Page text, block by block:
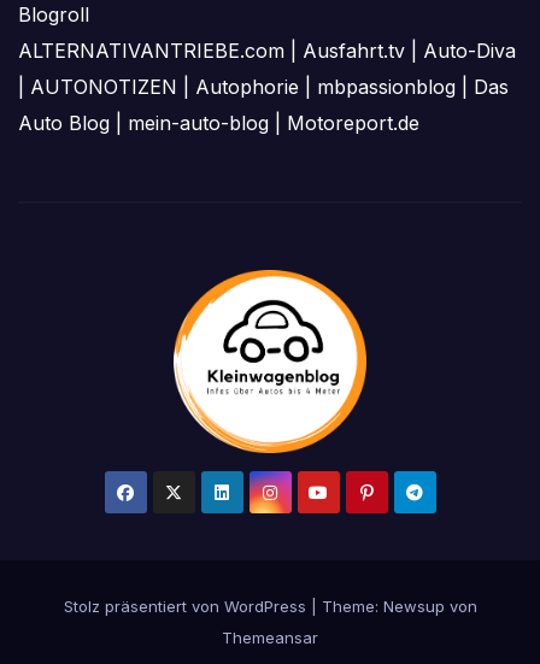
Blogroll
ALTERNATIVANTRIEBE.com
Ausfahrt.tv
Auto-Diva
AUTONOTIZEN Autophorie mbpassionblog
Das
Auto Blog
mein-auto-blog Motoreport.de
Stolz präsentiert von WordPress
Theme: Newsup von
Themeansar